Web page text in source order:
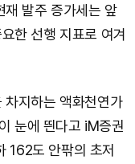
재 발주 증가세는 앞
한 선행 지표로 여겨
지하는 액화천연가
눈에 띈다고 iM증권
162도 안팎의 초저